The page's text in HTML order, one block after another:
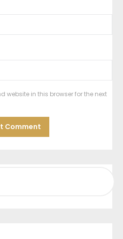
website in this browser for the next